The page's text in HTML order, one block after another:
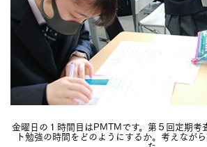
金曜日の１時間目はPMTMです。第５回定期考
ト勉強の時間をどのようにするか。考えなが